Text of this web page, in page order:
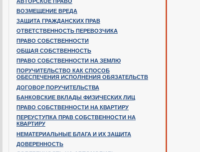
ВОЗМЕЩЕНИЕ ВРЕДА
ЗАЩИТА ГРАЖДАНСКИХ ПРАВ
ОТВЕТСТВЕННОСТЬ ПЕРЕВОЗЧИКА
ПРАВО СОБСТВЕННОСТИ
ОБЩАЯ СОБСТВЕННОСТЬ
ПРАВО СОБСТВЕННОСТИ НА ЗЕМЛЮ
ПОРУЧИТЕЛЬСТВО КАК СПОСОБ
ОБЕСПЕЧЕНИЯ ИСПОЛНЕНИЯ ОБЯЗАТЕЛЬСТВ
ДОГОВОР ПОРУЧИТЕЛЬСТВА
БАНКОВСКИЕ ВКЛАДЫ ФИЗИЧЕСКИХ ЛИЦ
ПРАВО СОБСТВЕННОСТИ НА КВАРТИРУ
ПЕРЕУСТУПКА ПРАВ СОБСТВЕННОСТИ НА
КВАРТИРУ
НЕМАТЕРИАЛЬНЫЕ БЛАГА И ИХ ЗАЩИТА
ДОВЕРЕННОСТЬ